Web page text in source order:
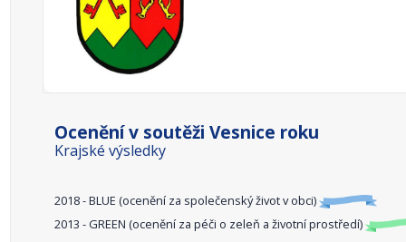
Ocenění v soutěži Vesnice roku
Krajské výsledky
2018 - BLUE (ocenění za společenský život v obci)
2013 - GREEN (ocenění za péči o zeleň a životní prostředí)